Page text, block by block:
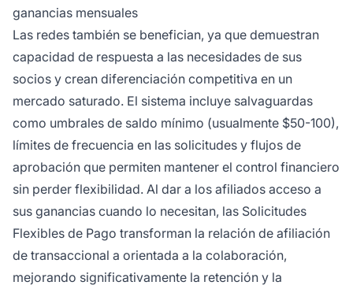
ganancias mensuales
Las redes también se benefician, ya que demuestran
capacidad de respuesta a las necesidades de sus
socios y crean diferenciación competitiva en un
mercado saturado. El sistema incluye salvaguardas
como umbrales de saldo mínimo (usualmente $50-100),
límites de frecuencia en las solicitudes y flujos de
aprobación que permiten mantener el control financiero
sin perder flexibilidad. Al dar a los afiliados acceso a
sus ganancias cuando lo necesitan, las Solicitudes
Flexibles de Pago transforman la relación de afiliación
de transaccional a orientada a la colaboración,
mejorando significativamente la retención y la